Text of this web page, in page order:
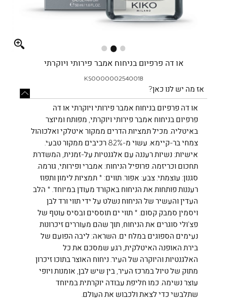
Full
או דה פרפיום בניחוח אמבר פירותי ויוקרתי
KS000000254001B
אז מה יש לנו כאן?
או דה פרפיום בניחוח אמבר פירותי ויוקרתי או דה
פרפיום בניחוח אמבר פירותי ויוקרתי, מפותח ומיוצר
באיטליה. מכיל תמציות הדרים ממקור איטלקי ואלכוהול
צמחי בר-קיימא. עשוי מ-82% רכיבים ממקור טבעי.
אישיות: נשיות רעננה עם אלגנטיות על-זמנית, המשדרת
תחכום וכריזמה. פרופיל הניחוח: אמברי ופירותי, גורמה.
סגנון: עוצמתי. צבע: אפור. תווים: * תמציות לימון ותפוז
רעננות פותחות את הניחוח באקורד מעודן במיוחד. * הלב
העדין והעשיר של הניחוח נשלט על ידי תווי ורד לבן
ויסמין סמבק קסום. * תווי ים תוססים ובסיס עוטף של
פצ’ולי סוגרים את הניחוח, תוך שהם מעוררים זיכרונות
נעימים הספוגים במלח ים. השראה: ליבה הפועם של
בירת האופנה האיטלקית, רגע שמסכם את כל
האלגנטיות והיוקרה של העיר. ניחוח האוצר בתוכו זיכרון
מתוק של טיול במרכז העיר, בין שיש לבן, אומנות ויופי
עוצר נשימה. כמו חליפת עבודה יוקרתית במיוחד
שתלבשי כדי לצאת ולכבוש את העולם.